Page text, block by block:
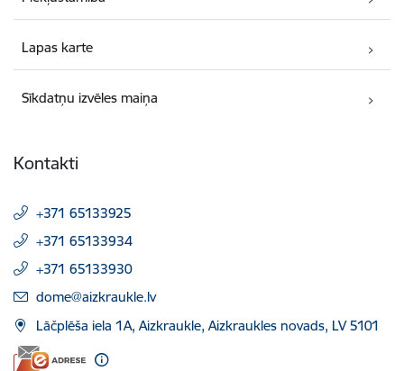
Lapas karte
Sīkdatņu izvēles maiņa
Kontakti
+371 65133925
+371 65133934
+371 65133930
E-pasts:
dome@aizkraukle.lv
Lāčplēša iela 1A, Aizkraukle, Aizkraukles novads, LV 5101